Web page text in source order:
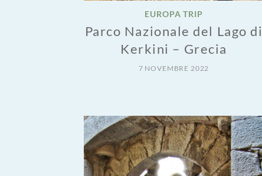
EUROPA TRIP
Parco Nazionale del Lago di
Kerkini – Grecia
7 NOVEMBRE 2022